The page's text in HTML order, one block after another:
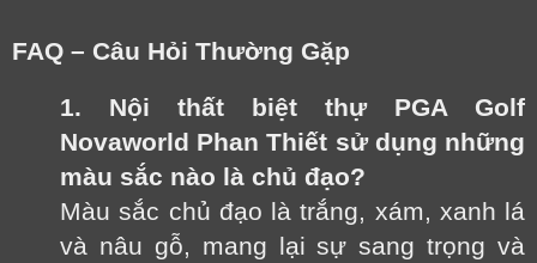
FAQ – Câu Hỏi Thường Gặp
1. Nội thất biệt thự PGA Golf
Novaworld Phan Thiết sử dụng những
màu sắc nào là chủ đạo?
Màu sắc chủ đạo là trắng, xám, xanh lá
và nâu gỗ, mang lại sự sang trọng và